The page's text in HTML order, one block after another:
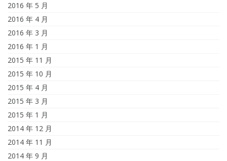
2016 年 5 月
2016 年 4 月
2016 年 3 月
2016 年 1 月
2015 年 11 月
2015 年 10 月
2015 年 4 月
2015 年 3 月
2015 年 1 月
2014 年 12 月
2014 年 11 月
2014 年 9 月